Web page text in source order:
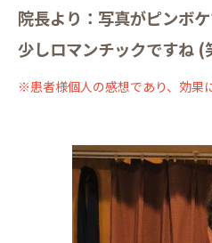
院長より：写真がピンボ
少しロマンチックですね (
※患者様個人の感想であり、効果